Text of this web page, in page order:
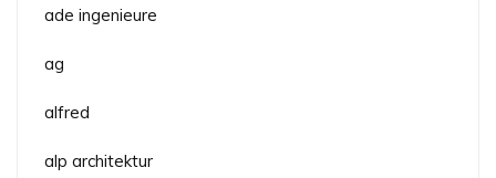
ade ingenieure
ag
alfred
alp architektur